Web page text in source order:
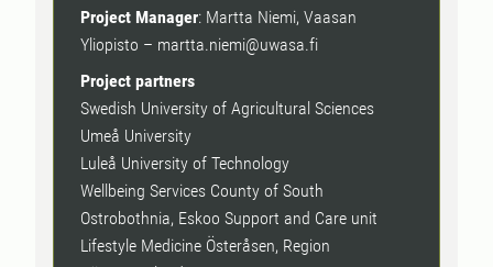
Project Manager: Martta Niemi, Vaasan
Yliopisto – martta.niemi@uwasa.fi
Project partners
Swedish University of Agricultural Sciences
Umeå University
Luleå University of Technology
Wellbeing Services County of South
Ostrobothnia, Eskoo Support and Care unit
Lifestyle Medicine Österåsen, Region